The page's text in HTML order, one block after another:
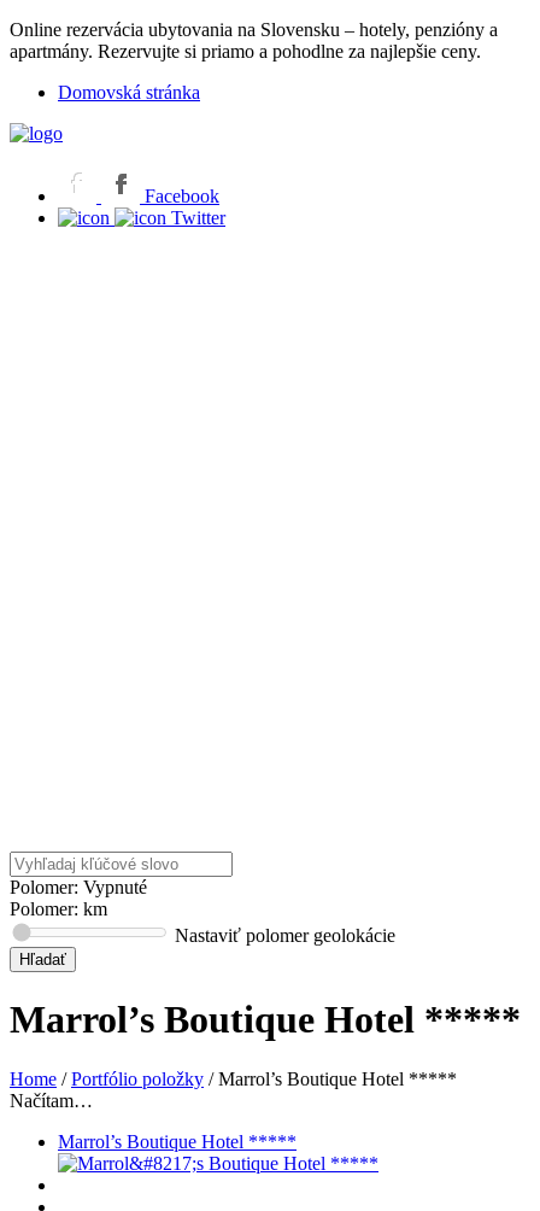
Online rezervácia ubytovania na Slovensku – hotely, penzióny a
apartmány. Rezervujte si priamo a pohodlne za najlepšie ceny.
Domovská stránka
Facebook
Twitter
Polomer: Vypnuté
Polomer: km
Nastaviť polomer geolokácie
Marrol’s Boutique Hotel *****
Home / Portfólio položky / Marrol’s Boutique Hotel *****
Načítam…
Marrol’s Boutique Hotel *****